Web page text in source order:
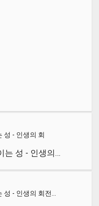
성 - 인생의 회
하울의 움직이는 성 - 인생의 회전목마